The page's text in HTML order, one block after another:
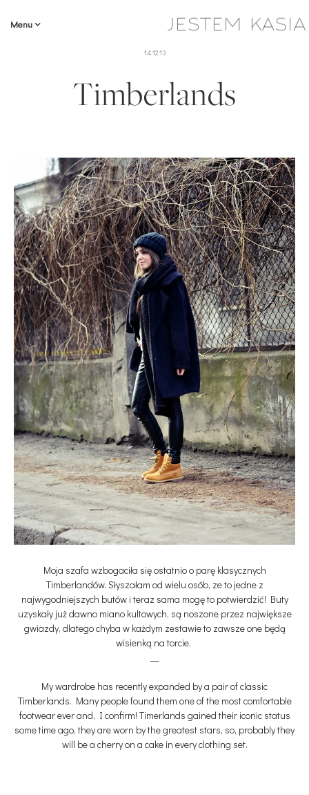
Menu
14.12.13
Timberlands
Moja szafa wzbogaciła się ostatnio o parę klasycznych
Timberlandów. Słyszałam od wielu osób, ze to jedne z
najwygodniejszych butów i teraz sama mogę to potwierdzić! Buty
uzyskały już dawno miano kultowych, są noszone przez największe
gwiazdy, dlatego chyba w każdym zestawie to zawsze one będą
wisienką na torcie.
My wardrobe has recently expanded by a pair of classic
Timberlands. Many people found them one of the most comfortable
footwear ever and, I confirm! Timerlands gained their iconic status
some time ago, they are worn by the greatest stars, so, probably they
will be a cherry on a cake in every clothing set.